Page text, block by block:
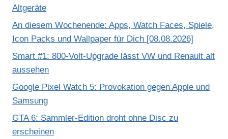
Altgeräte
An diesem Wochenende: Apps, Watch Faces, Spiele,
Icon Packs und Wallpaper für Dich [08.08.2026]
Smart #1: 800-Volt-Upgrade lässt VW und Renault alt
aussehen
Google Pixel Watch 5: Provokation gegen Apple und
Samsung
GTA 6: Sammler-Edition droht ohne Disc zu
erscheinen